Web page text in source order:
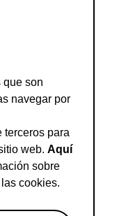
que son
navegar por
terceros para
web. Aquí
sobre
cookies.